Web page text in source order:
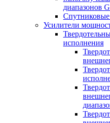
диапазонов
Усилители
исполнения